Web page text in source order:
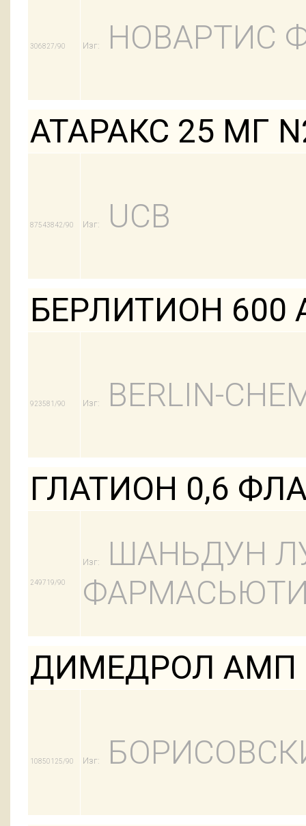
306827/90 Изг: НОВАРТИС
АТАРАКС 25 МГ
87543842/90 Изг: UCB
БЕРЛИТИОН 600
923581/90 Изг: BERLIN-
ГЛАТИОН 0,6
249719/90
Изг:
ШАНЬДУН
ДИМЕДРОЛ АМП
10850125/90 Изг: